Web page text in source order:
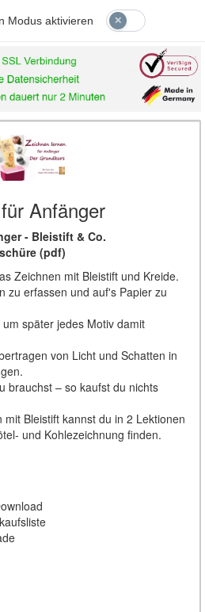
Modus aktivieren
Anfänger
- Bleistift & Co.
(pdf)
Zeichnen mit Bleistift und Kreide.
zu erfassen und auf's Papier zu
später jedes Motiv damit
von Licht und Schatten in
brauchst – so kaufst du nichts
mit Bleistift kannst du in 2 Lektionen
und Kohlezeichnung finden.